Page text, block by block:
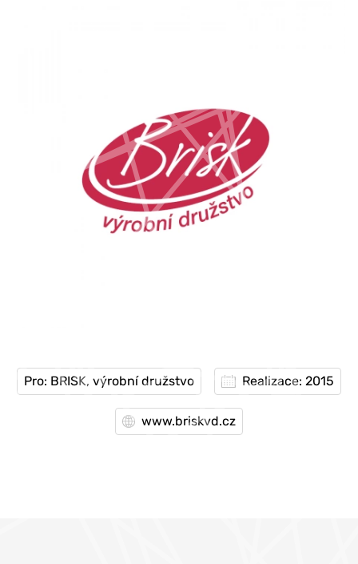
Pro: BRISK, výrobní družstvo Realizace: 2015
www.briskvd.cz